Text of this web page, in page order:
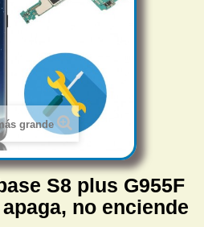
grande
S8 plus G955F
no enciende